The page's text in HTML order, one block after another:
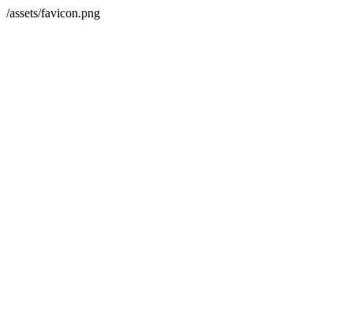
/assets/favicon.png